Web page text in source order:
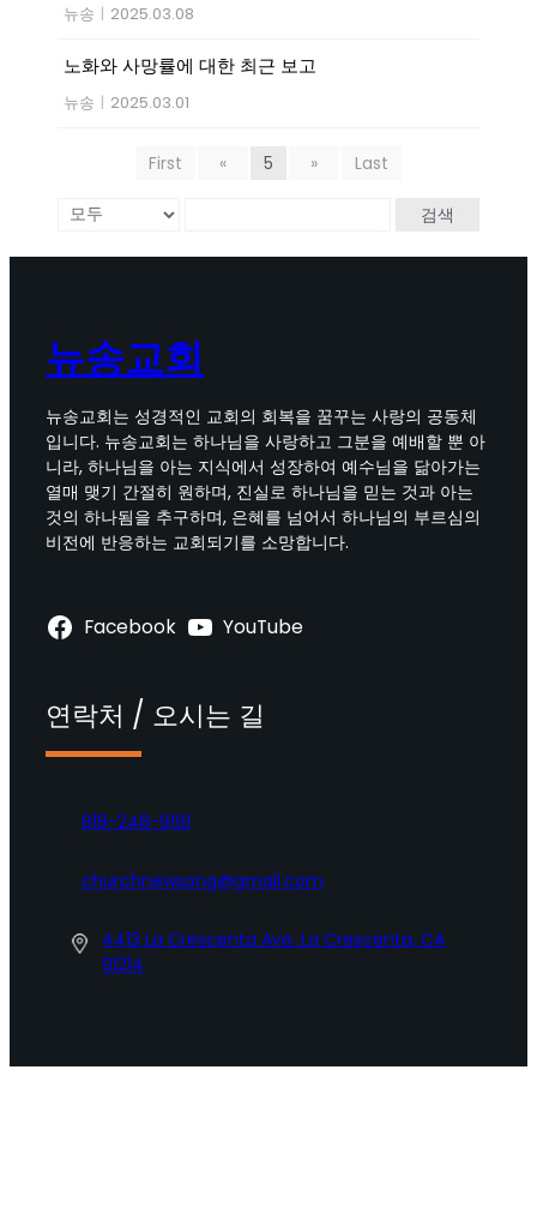
뉴송 | 2025.03.08
노화와 사망률에 대한 최근 보고
뉴송 | 2025.03.01
First « 5 » Last
검색
뉴송교회
뉴송교회는 성경적인 교회의 회복을 꿈꾸는 사랑의 공동체
입니다. 뉴송교회는 하나님을 사랑하고 그분을 예배할 뿐 아
니라, 하나님을 아는 지식에서 성장하여 예수님을 닮아가는
열매 맺기 간절히 원하며, 진실로 하나님을 믿는 것과 아는
것의 하나됨을 추구하며, 은혜를 넘어서 하나님의 부르심의
비전에 반응하는 교회되기를 소망합니다.
Facebook YouTube
연락처 / 오시는 길
818-248-9191
churchnewsong@gmail.com
4413 La Crescenta Ave. La Crescenta, CA
91214